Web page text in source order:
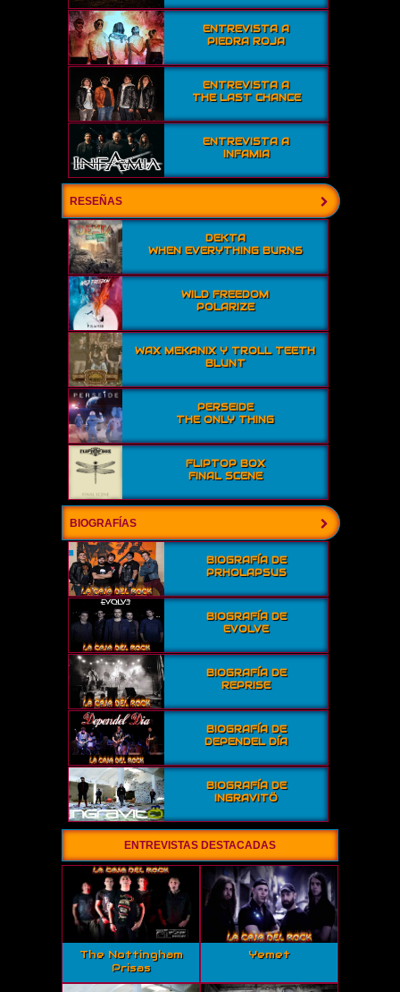
ENTREVISTA A
PIEDRA ROJA
ENTREVISTA A
THE LAST CHANCE
ENTREVISTA A
INFAMIA
RESEÑAS
DEKTA
WHEN EVERYTHING BURNS
WILD FREEDOM
POLARIZE
WAX MEKANIX Y TROLL TEETH
BLUNT
PERSEIDE
THE ONLY THING
FLIPTOP BOX
FINAL SCENE
BIOGRAFÍAS
BIOGRAFÍA DE
PRHOLAPSUS
BIOGRAFÍA DE
EVOLVE
BIOGRAFÍA DE
REPRISE
BIOGRAFÍA DE
DEPENDEL DÍA
BIOGRAFÍA DE
INGRAVITÖ
ENTREVISTAS DESTACADAS
The Nottingham
Prisas
Yemet